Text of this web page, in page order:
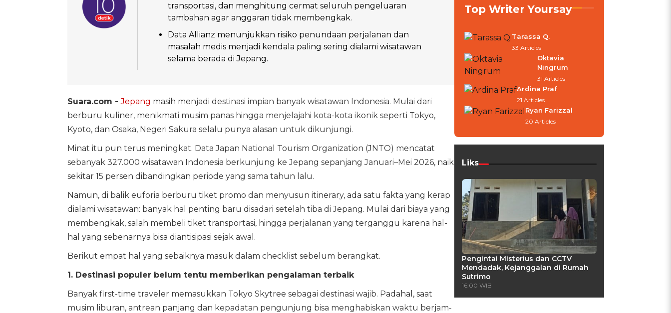
transportasi, dan menghitung cermat seluruh pengeluaran
tambahan agar anggaran tidak membengkak.
Data Allianz menunjukkan risiko penundaan perjalanan dan
masalah medis menjadi kendala paling sering dialami wisatawan
selama berada di Jepang.
Suara.com -Jepang masih menjadi destinasi impian banyak wisatawan Indonesia. Mulai dari
berburu kuliner, menikmati musim panas hingga menjelajahi kota-kota ikonik seperti Tokyo,
Kyoto, dan Osaka, Negeri Sakura selalu punya alasan untuk dikunjungi.
Minat itu pun terus meningkat. Data Japan National Tourism Organization (JNTO) mencatat
sebanyak 327.000 wisatawan Indonesia berkunjung ke Jepang sepanjang Januari–Mei 2026, naik
sekitar 15 persen dibandingkan periode yang sama tahun lalu.
Namun, di balik euforia berburu tiket promo dan menyusun itinerary, ada satu fakta yang kerap
dialami wisatawan: banyak hal penting baru disadari setelah tiba di Jepang. Mulai dari biaya yang
membengkak, salah membeli tiket transportasi, hingga perjalanan yang terganggu karena hal-
hal yang sebenarnya bisa diantisipasi sejak awal.
Berikut empat hal yang sebaiknya masuk dalam checklist sebelum berangkat.
1. Destinasi populer belum tentu memberikan pengalaman terbaik
Banyak first-time traveler memasukkan Tokyo Skytree sebagai destinasi wajib. Padahal, saat
musim liburan, antrean panjang dan kepadatan pengunjung bisa menghabiskan waktu berjam-
Top Writer Yoursay
Tarassa Q.
33 Articles
Oktavia
Ningrum
31 Articles
Ardina Praf
21 Articles
Ryan Farizzal
20 Articles
Liks
Pengintai Misterius dan CCTV
Mendadak, Kejanggalan di Rumah
Sutrimo
16:00 WIB